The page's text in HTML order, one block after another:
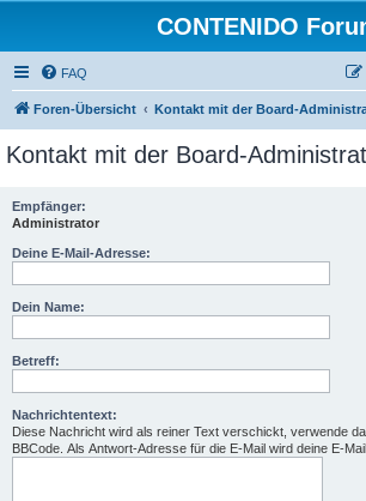
CONTENIDO
FAQ
Foren-Übersicht Kontakt mit der Board-
Kontakt mit der Board-
Empfänger:
Administrator
Deine E-Mail-Adresse:
Dein Name:
Betreff:
Nachrichtentext:
Diese Nachricht wird als reiner Text verschickt, verwende
BBCode. Als Antwort-Adresse für die E-Mail wird deine E-